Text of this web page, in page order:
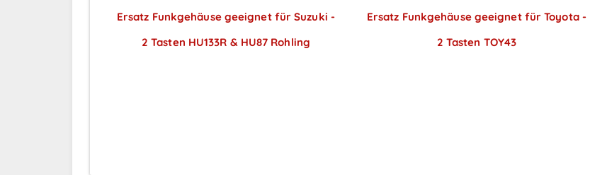
Ersatz Funkgehäuse geeignet für Suzuki -
2 Tasten HU133R & HU87 Rohling
Ersatz Funkgehäuse geeignet für Toyota -
2 Tasten TOY43